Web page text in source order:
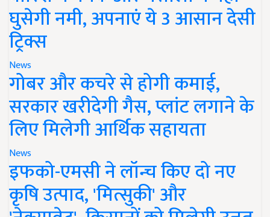
घुसेगी नमी, अपनाएं ये 3 आसान देसी
ट्रिक्स
News
गोबर और कचरे से होगी कमाई,
सरकार खरीदेगी गैस, प्लांट लगाने के
लिए मिलेगी आर्थिक सहायता
News
इफको-एमसी ने लॉन्च किए दो नए
कृषि उत्पाद, 'मित्सुकी' और